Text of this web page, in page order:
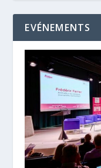
EVÉNEMENTS